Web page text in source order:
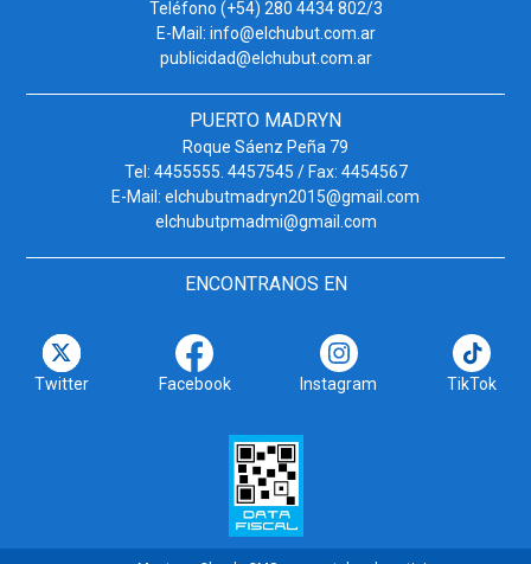
Teléfono (+54) 280 4434 802/3
E-Mail: info@elchubut.com.ar
publicidad@elchubut.com.ar
PUERTO MADRYN
Roque Sáenz Peña 79
Tel: 4455555. 4457545 / Fax: 4454567
E-Mail: elchubutmadryn2015@gmail.com
elchubutpmadmi@gmail.com
ENCONTRANOS EN
Twitter Facebook Instagram TikTok